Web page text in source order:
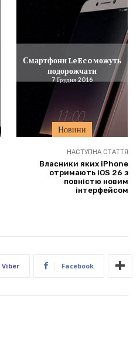
Новини
Смартфони LeEco можуть
подорожчати
7 Грудня 2016
НАСТУПНА СТАТТЯ
Власники яких iPhone
отримають iOS 26 з
повністю новим
інтерфейсом
Viber Facebook